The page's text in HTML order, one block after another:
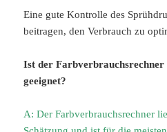
Eine gute Kontrolle des
beitragen, den Verbrauch zu
Ist der
geeignet?
A: Der Farbverbrauchsrechner